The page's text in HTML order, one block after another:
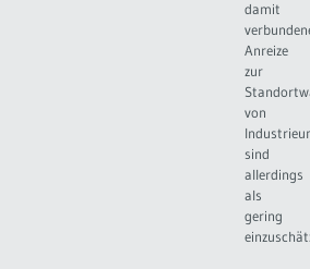
damit
Anreize
zur
von
sind
allerdings
als
gering